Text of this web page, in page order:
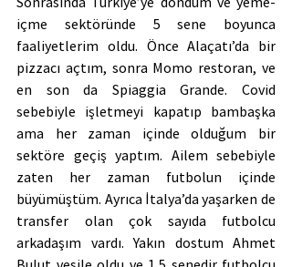
içme sektöründe 5 sene boyunca
faaliyetlerim oldu. Önce Alaçatı’da bir
pizzacı açtım, sonra Momo restoran, ve
en son da Spiaggia Grande. Covid
sebebiyle işletmeyi kapatıp bambaşka
ama her zaman içinde olduğum bir
sektöre geçiş yaptım. Ailem sebebiyle
zaten her zaman futbolun içinde
büyümüştüm. Ayrıca İtalya’da yaşarken de
transfer olan çok sayıda futbolcu
arkadaşım vardı. Yakın dostum Ahmet